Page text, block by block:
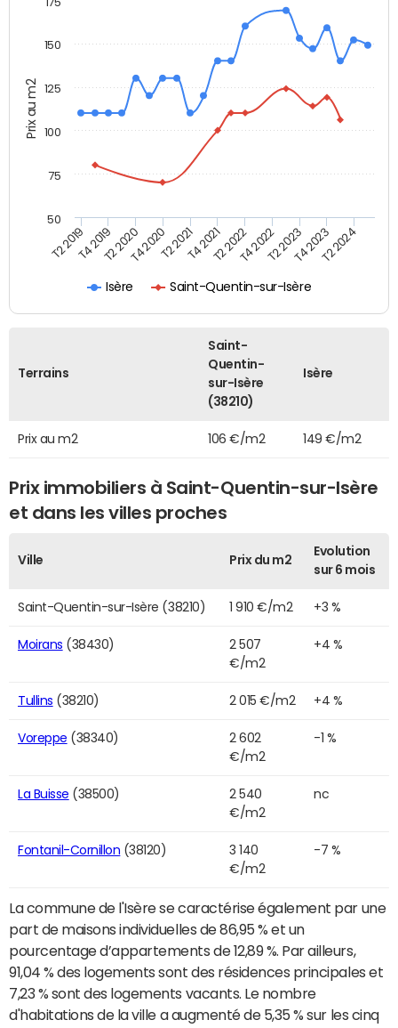
Prix au m2
Isère Saint-Quentin-sur-Isère
T2 2019T4 2019T2 2020T4 2020T2 2021T4 2021T2 2022T4 2022T2 2023T4 2023T2 2024
50
75
100
125
150
175
Terrains
Saint-
Quentin-
sur-Isère
(38210)
Isère
Prix au m2 106 €/m2 149 €/m2
Prix immobiliers à Saint-Quentin-sur-Isère
et dans les villes proches
Ville Prix du m2
Evolution
sur 6 mois
Saint-Quentin-sur-Isère (38210) 1 910 €/m2 +3 %
Moirans (38430)
2 507
€/m2
+4 %
Tullins (38210) 2 015 €/m2 +4 %
Voreppe (38340)
2 602
€/m2
-1 %
La Buisse (38500)
2 540
€/m2
nc
Fontanil-Cornillon (38120)
3 140
€/m2
-7 %
La commune de l'Isère se caractérise également par une
part de maisons individuelles de 86,95 % et un
pourcentage d’appartements de 12,89 %. Par ailleurs,
91,04 % des logements sont des résidences principales et
7,23 % sont des logements vacants. Le nombre
d'habitations de la ville a augmenté de 5,35 % sur les cinq